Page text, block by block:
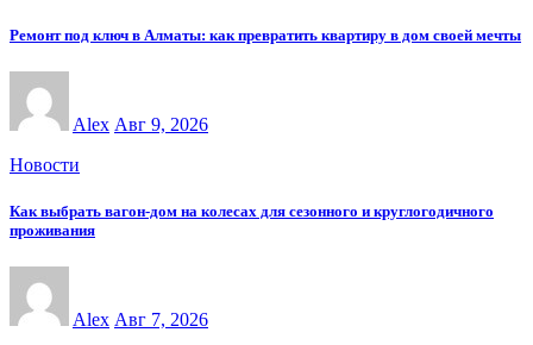
Ремонт под ключ в Алматы: как превратить квартиру в дом своей мечты
Alex Авг 9, 2026
Новости
Как выбрать вагон-дом на колесах для сезонного и круглогодичного
проживания
Alex Авг 7, 2026